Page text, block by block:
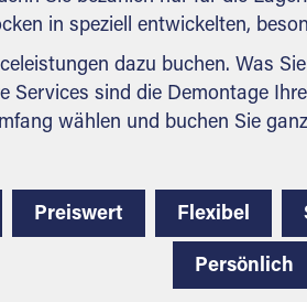
in speziell entwickelten,
dazu buchen. Was
Services sind die Demontage
wählen und buchen Sie
Preiswert Flexibel
Persönlich